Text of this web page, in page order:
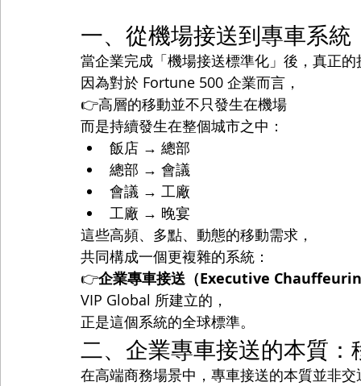
一、從機場接送到專車系
當企業完成「機場接送標準化」後，真正
因為對於 Fortune 500 企業而言，
👉高層的移動並不只發生在機場
而是持續發生在整個城市之中：
飯店 → 總部
總部 → 會議
會議 → 工廠
工廠 → 晚宴
這些高頻、多點、動態的移動需求，
共同構成一個更複雜的系統：
👉企業專車接送（Executive
VIP Global 所建立的，
正是這個系統的全球標準。
二、企業專車接送的本質
在高端商務場景中，專車接送的本質並非交